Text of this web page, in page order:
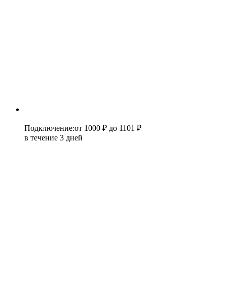
Подключение:от 1000 ₽ до 1101 ₽
в течение 3 дней